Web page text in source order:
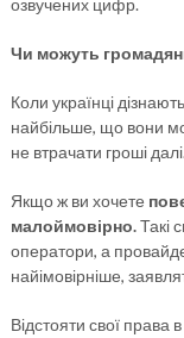
озвучених цифр.
Чи можуть
Коли українці
найбільше, що вони
не втрачати гроші
Якщо ж ви хочете
малоймовірно.Такі
оператори, а
найімовірніше,
Відстояти свої права